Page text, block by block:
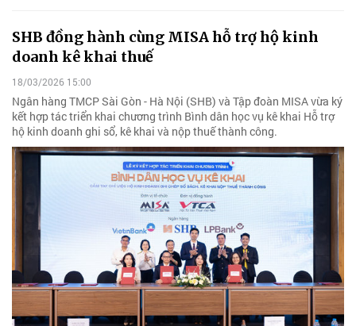
SHB đồng hành cùng MISA hỗ trợ hộ kinh
doanh kê khai thuế
18/03/2026 15:00
Ngân hàng TMCP Sài Gòn - Hà Nội (SHB) và Tập đoàn MISA vừa ký
kết hợp tác triển khai chương trình Bình dân học vụ kê khai Hỗ trợ
hộ kinh doanh ghi sổ, kê khai và nộp thuế thành công.